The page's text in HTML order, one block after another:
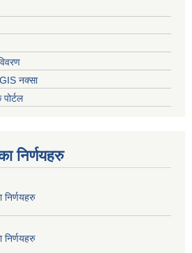
नक्सा
निर्णयहरु
निर्णयहरु
निर्णयहरु